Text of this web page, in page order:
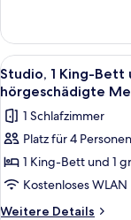
1 King-
Bett,
barrierearme
Badewanne
Alle
Fotos
für
Studio,
1 King-
Bett
und
Schlafsofa,
6
Studio, 1 King-
hörgeschädigte
1 Schlafzimmer
Platz für 4 Personen
1 King-Bett und 1
Kostenloses WLAN
Weitere Details
Weitere